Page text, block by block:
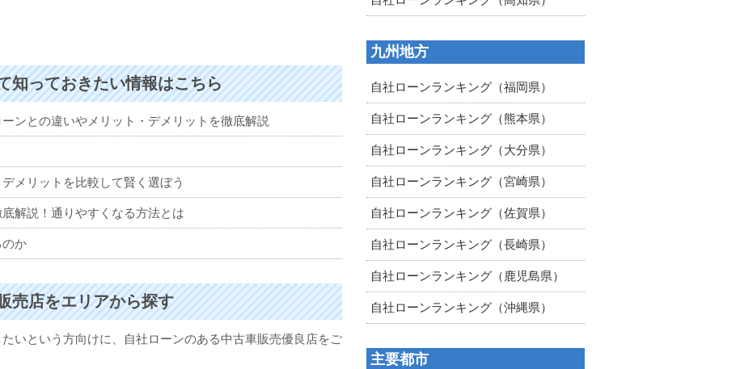
知っておきたい情報はこちら
ンとの違いやメリット・デメリットを徹底解説
メリットを比較して賢く選ぼう
解説！通りやすくなる方法とは
か
売店をエリアから探す
いという方向けに、自社ローンのある中古車販売優良店をご
九州地方
自社ローンランキング（福岡県）
自社ローンランキング（熊本県）
自社ローンランキング（大分県）
自社ローンランキング（宮崎県）
自社ローンランキング（佐賀県）
自社ローンランキング（長崎県）
自社ローンランキング（鹿児島県）
自社ローンランキング（沖縄県）
主要都市